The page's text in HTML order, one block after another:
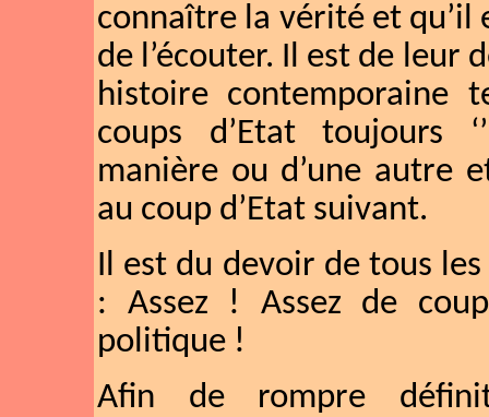
connaître la vérité et qu’il
de l’écouter. Il est de leur
histoire contemporaine
coups d’Etat toujours
manière ou d’une autre
au coup d’Etat suivant.
Il est du devoir de tous
: Assez ! Assez de
politique !
Afin de rompre